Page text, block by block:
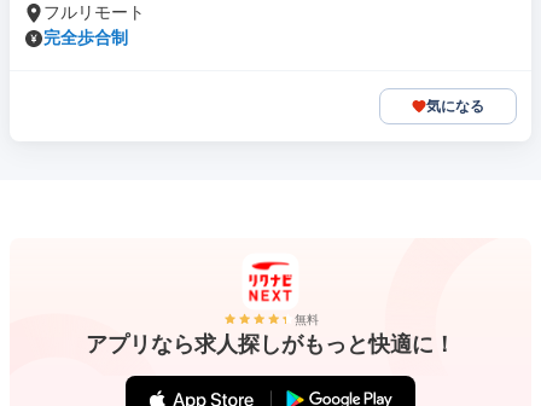
フルリモート
完全歩合制
気になる
無料
アプリなら求人探しがもっと快適に！